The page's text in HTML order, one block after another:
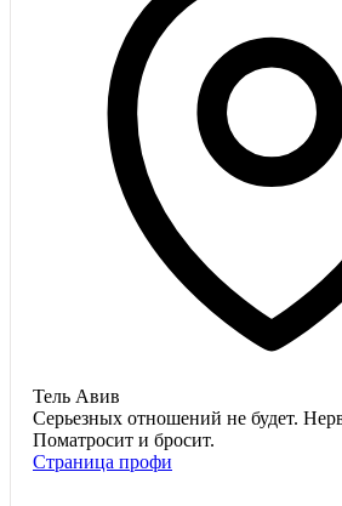
Тель Авив
Серьезных отношений не будет.
Поматросит и бросит.
Страница профи